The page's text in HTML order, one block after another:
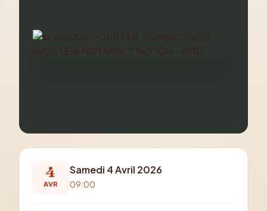
4
AVR
Samedi 4 Avril 2026
09:00